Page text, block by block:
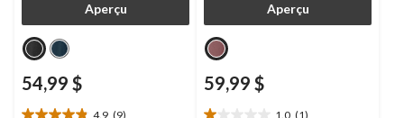
Aperçu
54,99 $
4.9 (9)
Aperçu
59,99 $
1.0 (1)